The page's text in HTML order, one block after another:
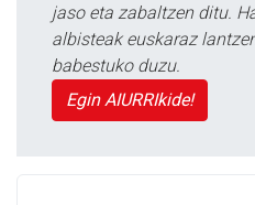
jaso eta zabaltzen ditu.
albisteak euskaraz
babestuko duzu.
Egin AIURRIkide!